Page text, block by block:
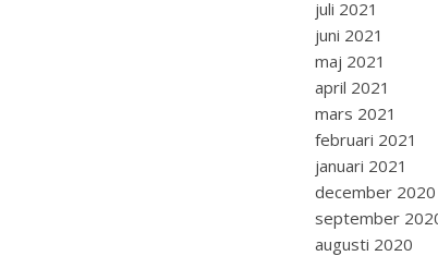
juli 2021
juni 2021
maj 2021
april 2021
mars 2021
februari 2021
januari 2021
december 2020
september
augusti 2020